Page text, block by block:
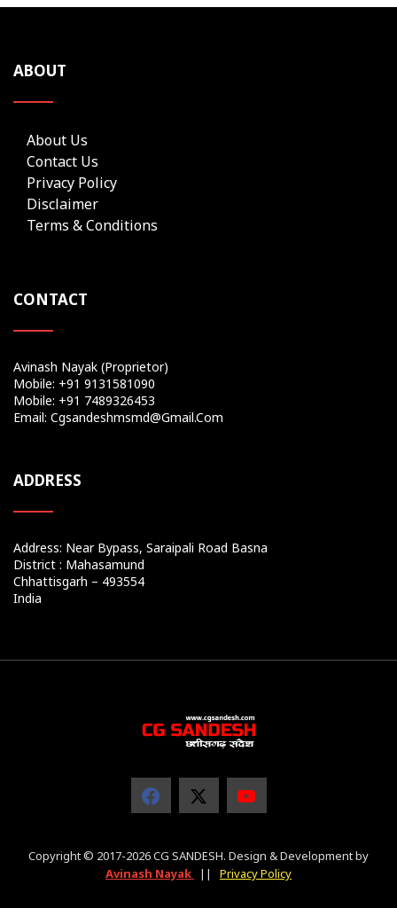
ABOUT
About Us
Contact Us
Privacy Policy
Disclaimer
Terms & Conditions
CONTACT
Avinash Nayak (Proprietor)
Mobile: +91 9131581090
Mobile: +91 7489326453
Email: Cgsandeshmsmd@gmail.com
ADDRESS
Address: Near Bypass, Saraipali Road Basna
District : Mahasamund
Chhattisgarh – 493554
India
Copyright © 2017-2026 CG SANDESH. Design & Development by
Avinash Nayak
|| Privacy Policy